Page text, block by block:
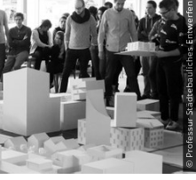
© Professur Städtebauliches Entwerfen